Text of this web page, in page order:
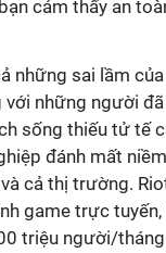
cảm thấy an
những sai lầm
những người
sống thiếu tử tế
đánh mất
cả thị trường.
game trực
triệu người/